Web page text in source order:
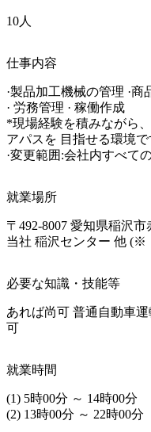
10人
仕事内容
·製品加工機械の管理 ·商
· 労務管理 · 稼働作成
*現場経験を積みながら
アパスを 目指せる環境で
·変更範囲:会社内すべて
就業場所
〒492-8007 愛知県稲沢
当社 稲沢センター 他 (※
必要な知識・技能等
あれば尚可 普通自動車
可
就業時間
(1) 5時00分 ～ 14時00分
(2) 13時00分 ～ 22時00分